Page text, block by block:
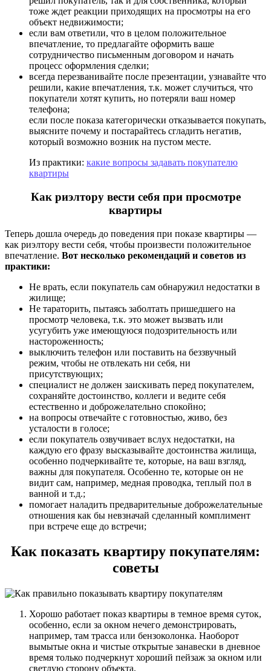
тоже ждет реакции приходящих на просмотры на его
объект недвижимости;
если вам ответили, что в целом положительное
впечатление, то предлагайте оформить ваше
сотрудничество письменным договором и начать
процесс оформления сделки;
всегда перезванивайте после презентации, узнавайте что
решили, какие впечатления, т.к. может случиться, что
покупатели хотят купить, но потеряли ваш номер
телефона;
если после показа категорически отказывается покупать,
выясните почему и постарайтесь сгладить негатив,
который возможно возник на пустом месте.
Из практики: какие вопросы задавать покупателю
квартиры
Как риэлтору вести себя при просмотре
квартиры
Теперь дошла очередь до поведения при показе квартиры —
как риэлтору вести себя, чтобы произвести положительное
впечатление. Вот несколько рекомендаций и советов из
практики:
Не врать, если покупатель сам обнаружил недостатки в
жилище;
Не тараторить, пытаясь заболтать пришедшего на
просмотр человека, т.к. это может вызвать или
усугубить уже имеющуюся подозрительность или
настороженность;
выключить телефон или поставить на беззвучный
режим, чтобы не отвлекать ни себя, ни
присутствующих;
специалист не должен заискивать перед покупателем,
сохраняйте достоинство, коллеги и ведите себя
естественно и доброжелательно спокойно;
на вопросы отвечайте с готовностью, живо, без
усталости в голосе;
если покупатель озвучивает вслух недостатки, на
каждую его фразу высказывайте достоинства жилища,
особенно подчеркивайте те, которые, на ваш взгляд,
важны для покупателя. Особенно те, которые он не
видит сам, например, медная проводка, теплый пол в
ванной и т.д.;
помогает наладить предварительные доброжелательные
отношения как бы невзначай сделанный комплимент
при встрече еще до встречи;
Как показать квартиру покупателям:
советы
Хорошо работает показ квартиры в темное время суток,
особенно, если за окном нечего демонстрировать,
например, там трасса или бензоколонка. Наоборот
вымытые окна и чистые открытые занавески в дневное
время только подчеркнут хороший пейзаж за окном или
светлую сторону объекта.